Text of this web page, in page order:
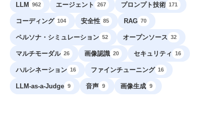
LLM 962 エージェント 267 プロンプト技術 171
コーディング 104 安全性 85 RAG 70
ペルソナ・シミュレーション 52 オープンソース 32
マルチモーダル 26 画像認識 20 セキュリティ 16
ハルシネーション 16 ファインチューニング 16
LLM-as-a-Judge 9 音声 9 画像生成 9